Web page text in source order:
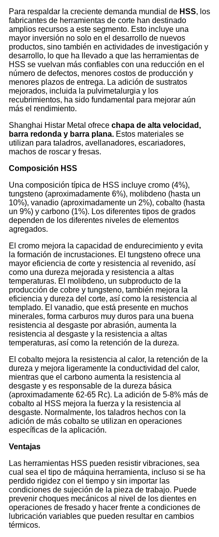
Para respaldar la creciente demanda mundial de HSS, los
fabricantes de herramientas de corte han destinado
amplios recursos a este segmento. Esto incluye una
mayor inversión no solo en el desarrollo de nuevos
productos, sino también en actividades de investigación y
desarrollo, lo que ha llevado a que las herramientas de
HSS se vuelvan más confiables con una reducción en el
número de defectos, menores costos de producción y
menores plazos de entrega. La adición de sustratos
mejorados, incluida la pulvimetalurgia y los
recubrimientos, ha sido fundamental para mejorar aún
más el rendimiento.
Shanghai Histar Metal ofrece chapa de alta velocidad,
barra redonda y barra plana. Estos materiales se
utilizan para taladros, avellanadores, escariadores,
machos de roscar y fresas.
Composición HSS
Una composición típica de HSS incluye cromo (4%),
tungsteno (aproximadamente 6%), molibdeno (hasta un
10%), vanadio (aproximadamente un 2%), cobalto (hasta
un 9%) y carbono (1%). Los diferentes tipos de grados
dependen de los diferentes niveles de elementos
agregados.
El cromo mejora la capacidad de endurecimiento y evita
la formación de incrustaciones. El tungsteno ofrece una
mayor eficiencia de corte y resistencia al revenido, así
como una dureza mejorada y resistencia a altas
temperaturas. El molibdeno, un subproducto de la
producción de cobre y tungsteno, también mejora la
eficiencia y dureza del corte, así como la resistencia al
templado. El vanadio, que está presente en muchos
minerales, forma carburos muy duros para una buena
resistencia al desgaste por abrasión, aumenta la
resistencia al desgaste y la resistencia a altas
temperaturas, así como la retención de la dureza.
El cobalto mejora la resistencia al calor, la retención de la
dureza y mejora ligeramente la conductividad del calor,
mientras que el carbono aumenta la resistencia al
desgaste y es responsable de la dureza básica
(aproximadamente 62-65 Rc). La adición de 5-8% más de
cobalto al HSS mejora la fuerza y ​​la resistencia al
desgaste. Normalmente, los taladros hechos con la
adición de más cobalto se utilizan en operaciones
específicas de la aplicación.
Ventajas
Las herramientas HSS pueden resistir vibraciones, sea
cual sea el tipo de máquina herramienta, incluso si se ha
perdido rigidez con el tiempo y sin importar las
condiciones de sujeción de la pieza de trabajo. Puede
prevenir choques mecánicos al nivel de los dientes en
operaciones de fresado y hacer frente a condiciones de
lubricación variables que pueden resultar en cambios
térmicos.